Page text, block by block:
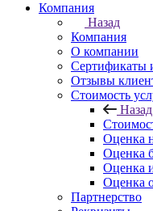
Компания
Назад
Компания
О компании
Сертификаты
Отзывы
Стоимость
Назад
Оценка
Оценка
Оценка
Оценка
Партнерство